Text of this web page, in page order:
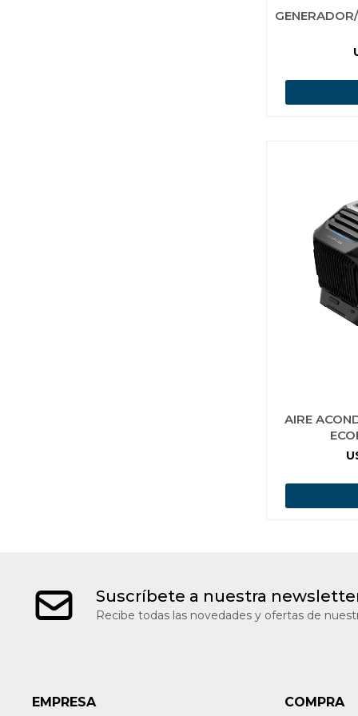
AIRE
Suscríbete a nuestra
Recibe todas las novedades y ofertas de
EMPRESA COMPRA